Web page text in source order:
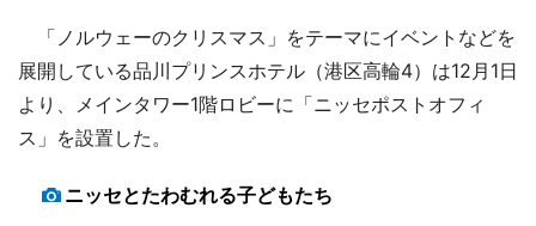
「ノルウェーのクリスマス」をテーマにイベントなどを
展開している品川プリンスホテル（港区高輪4）は12月1日
より、メインタワー1階ロビーに「ニッセポストオフィ
ス」を設置した。
ニッセとたわむれる子どもたち